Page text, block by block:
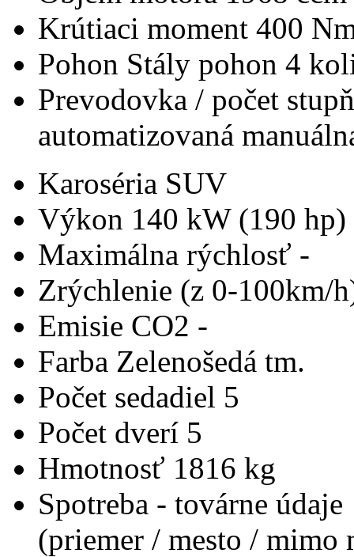
Krútiaci moment 400
Pohon Stály pohon 4
Prevodovka / počet
automatizovaná
Karoséria SUV
Výkon 140 kW (190 hp)
Maximálna rýchlosť -
Zrýchlenie (z 0-100km/
Emisie CO2 -
Farba Zelenošedá tm.
Počet sedadiel 5
Počet dverí 5
Hmotnosť 1816 kg
Spotreba - továrne údaje
(priemer / mesto / mimo